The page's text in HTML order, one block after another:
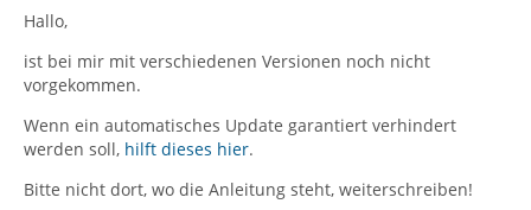
Hallo,
ist bei mir mit verschiedenen Versionen noch nicht
vorgekommen.
Wenn ein automatisches Update garantiert verhindert
werden soll, hilft dieses hier.
Bitte nicht dort, wo die Anleitung steht, weiterschreiben!